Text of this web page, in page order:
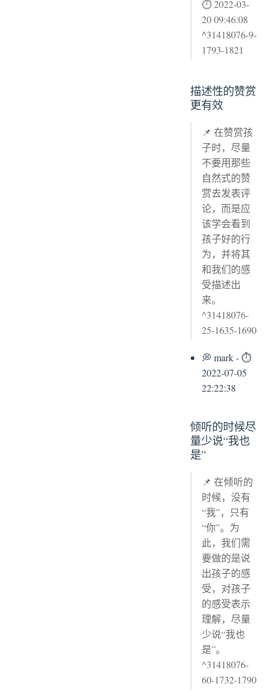
⏱ 2022-03-
20 09:46:08
^31418076-9-
1793-1821
描述性的赞赏
更有效
📌 在赞赏孩
子时，尽量
不要用那些
自然式的赞
赏去发表评
论，而是应
该学会看到
孩子好的行
为，并将其
和我们的感
受描述出
来。
^31418076-
25-1635-1690
💭 mark - ⏱
2022-07-05
22:22:38
倾听的时候尽
量少说“我也
是”
📌 在倾听的
时候，没有
“我”，只有
“你”。为
此，我们需
要做的是说
出孩子的感
受，对孩子
的感受表示
理解，尽量
少说“我也
是”。
^31418076-
60-1732-1790